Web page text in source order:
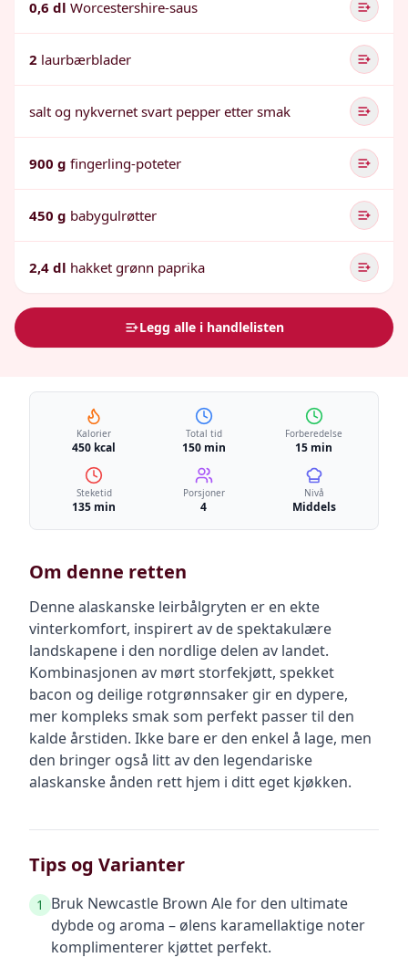
0,6 dl Worcestershire-saus
2 laurbærblader
salt og nykvernet svart pepper etter smak
900 g fingerling-poteter
450 g babygulrøtter
2,4 dl hakket grønn paprika
Legg alle i handlelisten
Kalorier
450 kcal
Total tid
150 min
Forberedelse
15 min
Steketid
135 min
Porsjoner
4
Nivå
Middels
Om denne retten
Denne alaskanske leirbålgryten er en ekte
vinterkomfort, inspirert av de spektakulære
landskapene i den nordlige delen av landet.
Kombinasjonen av mørt storfekjøtt, spekket
bacon og deilige rotgrønnsaker gir en dypere,
mer kompleks smak som perfekt passer til den
kalde årstiden. Ikke bare er den enkel å lage, men
den bringer også litt av den legendariske
alaskanske ånden rett hjem i ditt eget kjøkken.
Tips og Varianter
1
Bruk Newcastle Brown Ale for den ultimate
dybde og aroma – ølens karamellaktige noter
komplimenterer kjøttet perfekt.